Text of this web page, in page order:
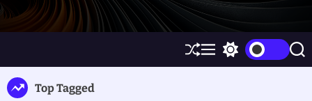
S
h
M
e w
S
e
Top Tagged